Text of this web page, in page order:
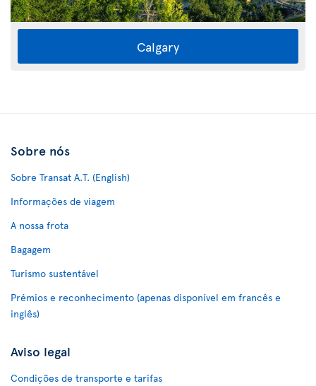
Calgary
Sobre nós
Sobre Transat A.T. (English)
Informações de viagem
A nossa frota
Bagagem
Turismo sustentável
Prémios e reconhecimento (apenas disponível em francês e
inglês)
Aviso legal
Condições de transporte e tarifas